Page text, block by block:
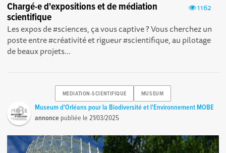
1162
Chargé·e d'expositions et de médiation
scientifique
Les expos de #sciences, ça vous captive ? Vous cherchez un
poste entre #créativité et rigueur #scientifique, au pilotage
de beaux projets...
MEDIATION-SCIENTIFIQUE MUSEUM
Museum d'Orléans pour la Biodiversité et l'Environnement MOBE
annonce publiée le21/03/2025